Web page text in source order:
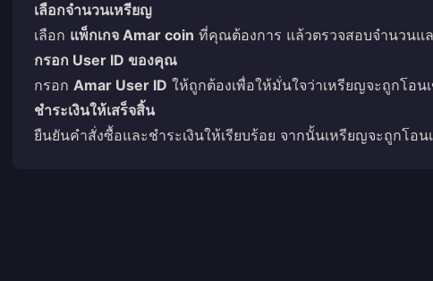
เลือกจำนวนเหรียญ
เลือก แพ็กเกจ Amar coin ที่คุณต้องการ แล้วตรวจสอบจำนวนแ
กรอก User ID ของคุณ
กรอก Amar User ID ให้ถูกต้องเพื่อให้มั่นใจว่าเหรียญจะถูกโอ
ชำระเงินให้เสร็จสิ้น
ยืนยันคำสั่งซื้อและชำระเงินให้เรียบร้อย จากนั้นเหรียญจะถูกโ